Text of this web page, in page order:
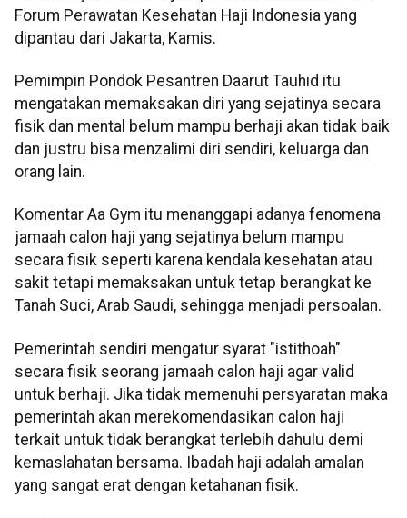
Forum Perawatan Kesehatan Haji Indonesia yang
dipantau dari Jakarta, Kamis.
Pemimpin Pondok Pesantren Daarut Tauhid itu
mengatakan memaksakan diri yang sejatinya secara
fisik dan mental belum mampu berhaji akan tidak baik
dan justru bisa menzalimi diri sendiri, keluarga dan
orang lain.
Komentar Aa Gym itu menanggapi adanya fenomena
jamaah calon haji yang sejatinya belum mampu
secara fisik seperti karena kendala kesehatan atau
sakit tetapi memaksakan untuk tetap berangkat ke
Tanah Suci, Arab Saudi, sehingga menjadi persoalan.
Pemerintah sendiri mengatur syarat "istithoah"
secara fisik seorang jamaah calon haji agar valid
untuk berhaji. Jika tidak memenuhi persyaratan maka
pemerintah akan merekomendasikan calon haji
terkait untuk tidak berangkat terlebih dahulu demi
kemaslahatan bersama. Ibadah haji adalah amalan
yang sangat erat dengan ketahanan fisik.